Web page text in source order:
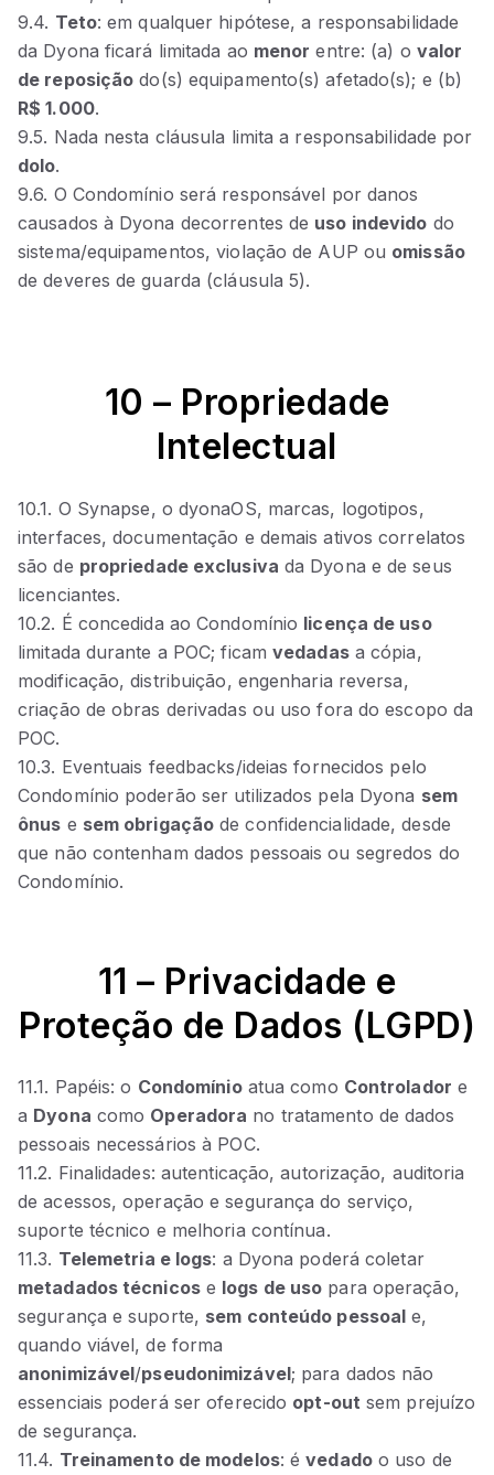
9.4. Teto: em qualquer hipótese, a responsabilidade
da Dyona ficará limitada ao menor entre: (a) o valor
de reposição do(s) equipamento(s) afetado(s); e (b)
R$ 1.000.
9.5. Nada nesta cláusula limita a responsabilidade por
dolo.
9.6. O Condomínio será responsável por danos
causados à Dyona decorrentes de uso indevido do
sistema/equipamentos, violação de AUP ou omissão
de deveres de guarda (cláusula 5).
10 – Propriedade
Intelectual
10.1. O Synapse, o dyonaOS, marcas, logotipos,
interfaces, documentação e demais ativos correlatos
são de propriedade exclusiva da Dyona e de seus
licenciantes.
10.2. É concedida ao Condomínio licença de uso
limitada durante a POC; ficamvedadasa cópia,
modificação, distribuição, engenharia reversa,
criação de obras derivadas ou uso fora do escopo da
POC.
10.3. Eventuais feedbacks/ideias fornecidos pelo
Condomínio poderão ser utilizados pela Dyona sem
ônus e sem obrigação de confidencialidade, desde
que não contenham dados pessoais ou segredos do
Condomínio.
11 – Privacidade e
Proteção de Dados (LGPD)
11.1. Papéis: o Condomínioatua como Controlador e
a Dyona como Operadora no tratamento de dados
pessoais necessários à POC.
11.2. Finalidades: autenticação, autorização, auditoria
de acessos, operação e segurança do serviço,
suporte técnico e melhoria contínua.
11.3. Telemetria e logs: a Dyona poderá coletar
metadados técnicose logs de uso para operação,
segurança e suporte, sem conteúdo pessoal e,
quando viável, de forma
anonimizável/pseudonimizável; para dados não
essenciais poderá ser oferecido opt‑out sem prejuízo
de segurança.
11.4. Treinamento de modelos: évedadoo uso de